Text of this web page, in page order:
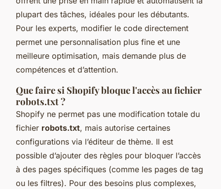
plupart des tâches, idéales pour les débutants.
Pour les experts, modifier le code directement
permet une personnalisation plus fine et une
meilleure optimisation, mais demande plus de
compétences et d’attention.
Que faire si Shopify bloque l'accès au fichier
robots.txt ?
Shopify ne permet pas une modification totale du
fichier robots.txt, mais autorise certaines
configurations via l’éditeur de thème. Il est
possible d’ajouter des règles pour bloquer l’accès
à des pages spécifiques (comme les pages de tag
ou les filtres). Pour des besoins plus complexes,